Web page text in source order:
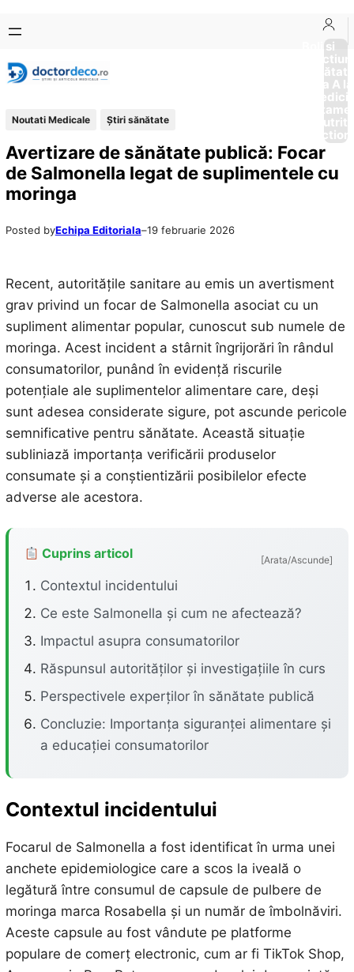
conținut
content
Boli si
Afectiuni
Sănătate
de la A
Noutati Medicale Ştiri sănătate
Avertizare de sănătate publică: Focar
de Salmonella legat de suplimentele cu
moringa
Posted byEchipa Editoriala–19 februarie 2026
Recent, autoritățile sanitare au emis un avertisment
grav privind un focar de Salmonella asociat cu un
supliment alimentar popular, cunoscut sub numele de
moringa. Acest incident a stârnit îngrijorări în rândul
consumatorilor, punând în evidență riscurile
potențiale ale suplimentelor alimentare care, deși
sunt adesea considerate sigure, pot ascunde pericole
semnificative pentru sănătate. Această situație
subliniază importanța verificării produselor
consumate și a conștientizării posibilelor efecte
adverse ale acestora.
Cuprins articol [Arata/Ascunde]
Contextul incidentului
Ce este Salmonella și cum ne afectează?
Impactul asupra consumatorilor
Răspunsul autorităților și investigațiile în curs
Perspectivele experților în sănătate publică
Concluzie: Importanța siguranței alimentare și
a educației consumatorilor
Contextul incidentului
Focarul de Salmonella a fost identificat în urma unei
anchete epidemiologice care a scos la iveală o
legătură între consumul de capsule de pulbere de
moringa marca Rosabella și un număr de îmbolnăviri.
Aceste capsule au fost vândute pe platforme
populare de comerț electronic, cum ar fi TikTok Shop,